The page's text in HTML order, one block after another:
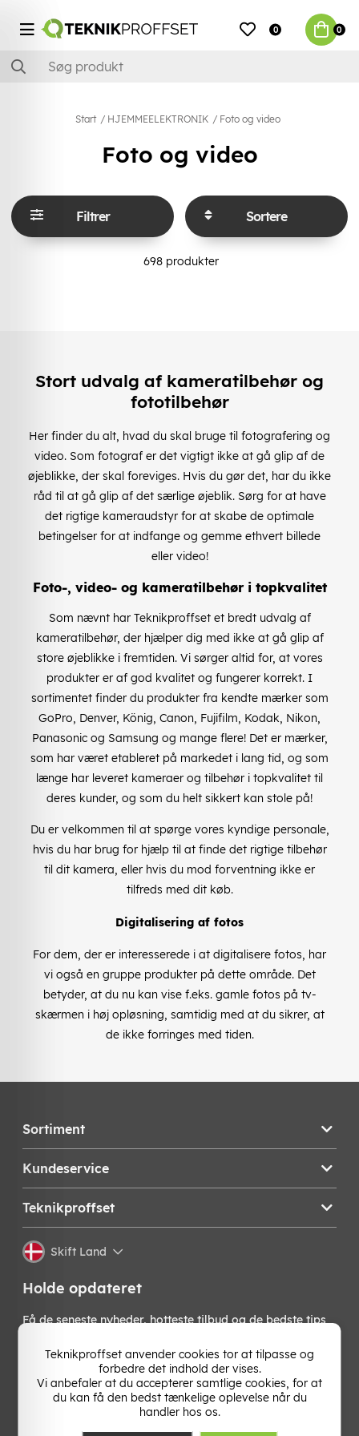
0 0
Start HJEMMEELEKTRONIK Foto og video
Foto og video
Filtrer Sortere
698 produkter
Stort udvalg af kameratilbehør og
fototilbehør
Her finder du alt, hvad du skal bruge til fotografering og
video. Som fotograf er det vigtigt ikke at gå glip af de
øjeblikke, der skal foreviges. Hvis du gør det, har du ikke
råd til at gå glip af det særlige øjeblik. Sørg for at have
det rigtige kameraudstyr for at skabe de optimale
betingelser for at indfange og gemme ethvert billede
eller video!
Foto-, video- og kameratilbehør i topkvalitet
Som nævnt har Teknikproffset et bredt udvalg af
kameratilbehør, der hjælper dig med ikke at gå glip af
store øjeblikke i fremtiden. Vi sørger altid for, at vores
produkter er af god kvalitet og fungerer korrekt. I
sortimentet finder du produkter fra kendte mærker som
GoPro, Denver, König, Canon, Fujifilm, Kodak, Nikon,
Panasonic og Samsung og mange flere! Det er mærker,
som har været etableret på markedet i lang tid, og som
længe har leveret kameraer og tilbehør i topkvalitet til
deres kunder, og som du helt sikkert kan stole på!
Du er velkommen til at spørge vores kyndige personale,
hvis du har brug for hjælp til at finde det rigtige tilbehør
til dit kamera, eller hvis du mod forventning ikke er
tilfreds med dit køb.
Digitalisering af fotos
For dem, der er interesserede i at digitalisere fotos, har
vi også en gruppe produkter på dette område. Det
betyder, at du nu kan vise f.eks. gamle fotos på tv-
skærmen i høj opløsning, samtidig med at du sikrer, at
de ikke forringes med tiden.
Sortiment
Kundeservice
Teknikproffset
Skift Land
Holde opdateret
Få de seneste nyheder, hotteste tilbud og de bedste tips
nyhedsbrev!
OK
Teknikproffset anvender cookies tor at tilpasse og
forbedre det indhold der vises.
Vi anbefaler at du accepterer samtlige cookies, for at
du kan få den bedst tænkelige oplevelse når du
handler hos os.